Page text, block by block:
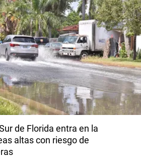
de Florida entra en la
altas con riesgo de